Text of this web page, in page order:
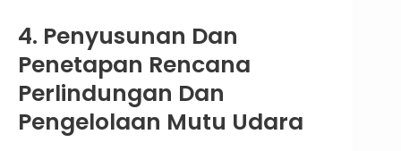
4. Penyusunan Dan
Penetapan Rencana
Perlindungan Dan
Pengelolaan Mutu Udara